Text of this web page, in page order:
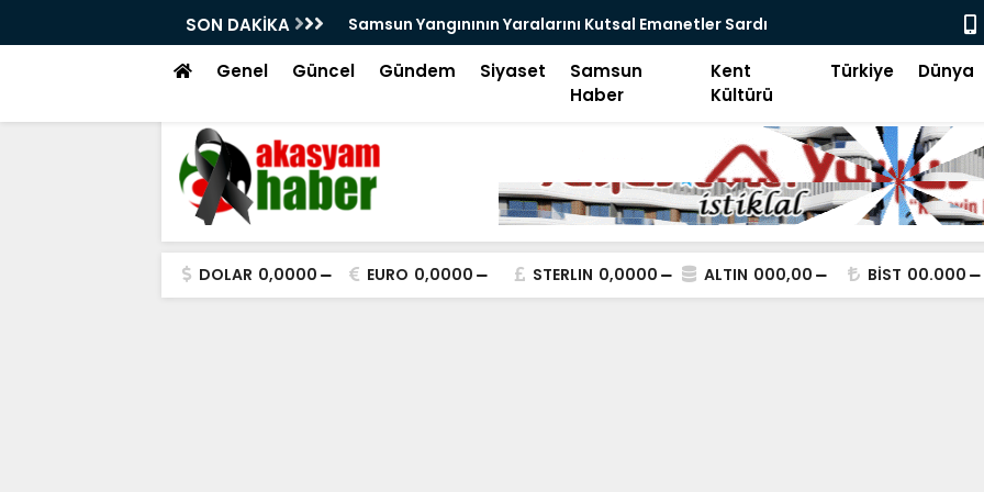
SON DAKİKA
Kutsal Emanetler Sardı Motivasyonda Dijital Devrim-2 Samsun
Genel Güncel Gündem Siyaset
Samsun
Haber
Kent
Kültürü
Türkiye Dünya
DOLAR 0,0000 EURO 0,0000 STERLIN 0,0000 ALTIN 000,00 BİST 00.000